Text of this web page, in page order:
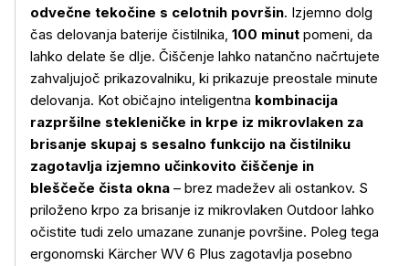
odvečne tekočine s celotnih površin. Izjemno dolg
čas delovanja baterije čistilnika, 100 minut pomeni, da
lahko delate še dlje. Čiščenje lahko natančno načrtujete
zahvaljujoč prikazovalniku, ki prikazuje preostale minute
delovanja. Kot običajno inteligentna kombinacija
razpršilne stekleničke in krpe iz mikrovlaken za
brisanje skupaj s sesalno funkcijo na čistilniku
zagotavlja izjemno učinkovito čiščenje in
bleščeče čista okna – brez madežev ali ostankov. S
priloženo krpo za brisanje iz mikrovlaken Outdoor lahko
očistite tudi zelo umazane zunanje površine. Poleg tega
ergonomski Kärcher WV 6 Plus zagotavlja posebno